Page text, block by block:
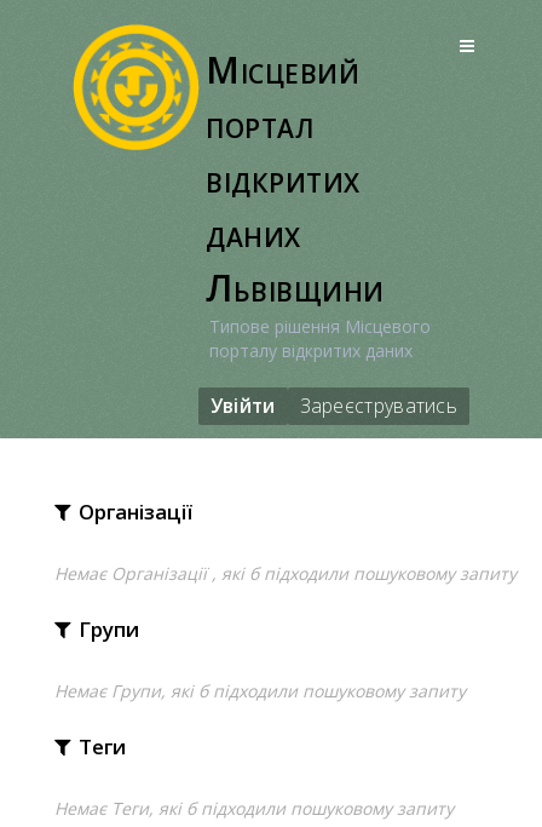
Місцевий
портал
відкритих
даних
Львівщини
Типове рішення Місцевого
порталу відкритих даних
Увійти Зареєструватись
Організації
Немає Організації , які б підходили пошуковому запиту
Групи
Немає Групи, які б підходили пошуковому запиту
Теги
Немає Теги, які б підходили пошуковому запиту